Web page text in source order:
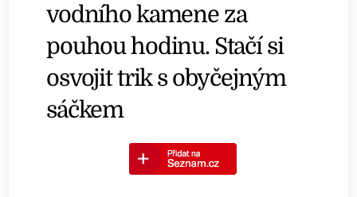
vodního kamene za
pouhou hodinu. Stačí si
osvojit trik s obyčejným
sáčkem